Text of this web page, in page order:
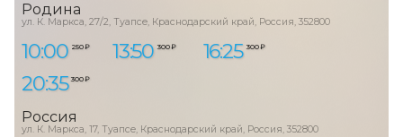
Родина
ул. К. Маркса, 27/2, Туапсе, Краснодарский край, Россия, 352800
10:00 250 ₽ 13:50 300 ₽ 16:25 300 ₽
20:35 300 ₽
Россия
ул. К. Маркса, 17, Туапсе, Краснодарский край, Россия, 352800